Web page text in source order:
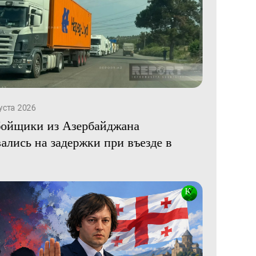
2026
из Азербайджана
на задержки при въезде в